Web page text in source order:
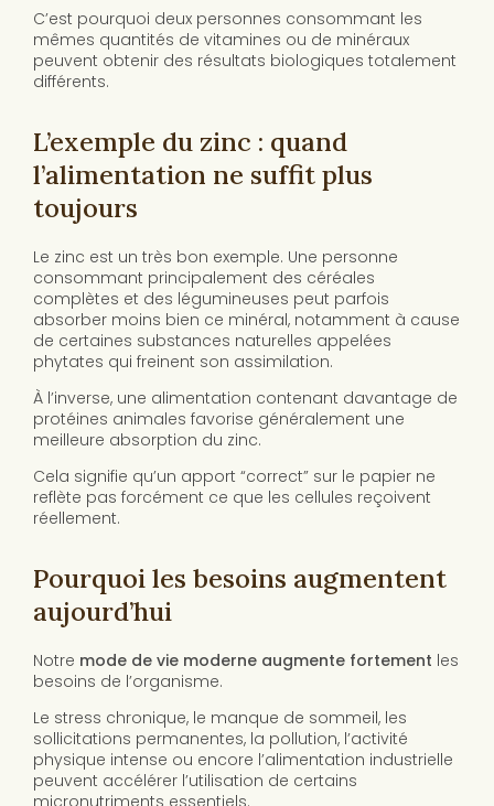
C’est pourquoi deux personnes consommant les
mêmes quantités de vitamines ou de minéraux
peuvent obtenir des résultats biologiques totalement
différents.
L’exemple du zinc : quand
l’alimentation ne suffit plus
toujours
Le zinc est un très bon exemple. Une personne
consommant principalement des céréales
complètes et des légumineuses peut parfois
absorber moins bien ce minéral, notamment à cause
de certaines substances naturelles appelées
phytates qui freinent son assimilation.
À l’inverse, une alimentation contenant davantage de
protéines animales favorise généralement une
meilleure absorption du zinc.
Cela signifie qu’un apport “correct” sur le papier ne
reflète pas forcément ce que les cellules reçoivent
réellement.
Pourquoi les besoins augmentent
aujourd’hui
Notre mode de vie moderne augmente fortement les
besoins de l’organisme.
Le stress chronique, le manque de sommeil, les
sollicitations permanentes, la pollution, l’activité
physique intense ou encore l’alimentation industrielle
peuvent accélérer l’utilisation de certains
micronutriments essentiels.